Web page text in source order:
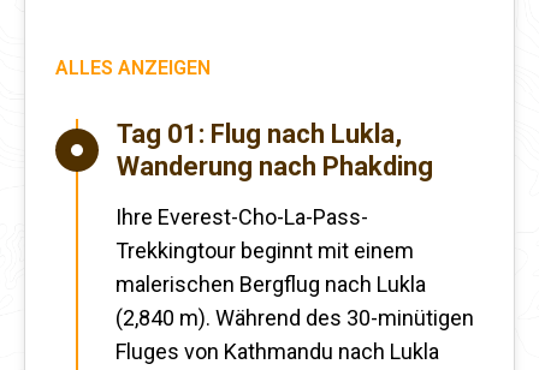
ALLES ANZEIGEN
Tag 01: Flug nach Lukla,
Wanderung nach Phakding
Ihre Everest-Cho-La-Pass-
Trekkingtour beginnt mit einem
malerischen Bergflug nach Lukla
(2,840 m). Während des 30-minütigen
Fluges von Kathmandu nach Lukla